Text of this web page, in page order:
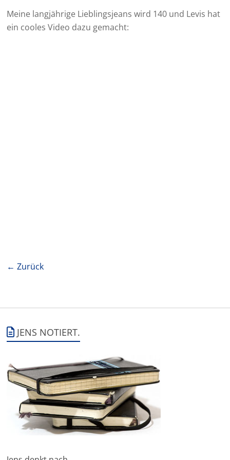
Meine langjährige Lieblingsjeans wird 140 und Levis hat
ein cooles Video dazu gemacht:
← Zurück
JENS NOTIERT.